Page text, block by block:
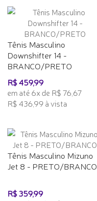
Tênis Masculino
Downshifter 14 -
BRANCO/PRETO
R$ 459,99
em até 6x de R$ 76,67
R$ 436,99 à vista
Tênis Masculino Mizuno
Jet 8 - PRETO/BRANCO
R$ 359,99